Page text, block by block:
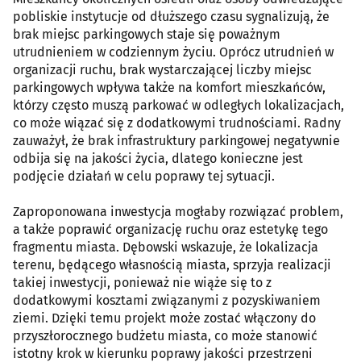
pobliskie instytucje od dłuższego czasu sygnalizują, że
brak miejsc parkingowych staje się poważnym
utrudnieniem w codziennym życiu. Oprócz utrudnień w
organizacji ruchu, brak wystarczającej liczby miejsc
parkingowych wpływa także na komfort mieszkańców,
którzy często muszą parkować w odległych lokalizacjach,
co może wiązać się z dodatkowymi trudnościami. Radny
zauważył, że brak infrastruktury parkingowej negatywnie
odbija się na jakości życia, dlatego konieczne jest
podjęcie działań w celu poprawy tej sytuacji.
Zaproponowana inwestycja mogłaby rozwiązać problem,
a także poprawić organizację ruchu oraz estetykę tego
fragmentu miasta. Dębowski wskazuje, że lokalizacja
terenu, będącego własnością miasta, sprzyja realizacji
takiej inwestycji, ponieważ nie wiąże się to z
dodatkowymi kosztami związanymi z pozyskiwaniem
ziemi. Dzięki temu projekt może zostać włączony do
przyszłorocznego budżetu miasta, co może stanowić
istotny krok w kierunku poprawy jakości przestrzeni